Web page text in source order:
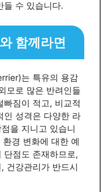
들 수 있습니다.
함께라면
는 특유의 용감
모로 많은 반려인들
빠짐이 적고, 비교적
인 성격은 다양한 라
을 지니고 있습니
경 변화에 대한 예
단점도 존재하므로,
건강관리가 반드시